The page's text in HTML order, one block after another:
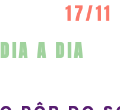
17/11
DIA A DIA